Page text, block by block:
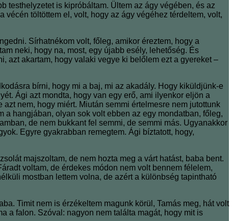
testhelyzetet is kipróbáltam. Ültem az ágy végében, és az
töltöttem el, volt, hogy az ágy végéhez térdeltem, volt,
Sírhatnékom volt, főleg, amikor éreztem, hogy a
neki, hogy na, most, egy újabb esély, lehetőség. És
azt akartam, hogy valaki vegye ki belőlem ezt a gyereket –
bírni, hogy mi a baj, mi az akadály. Hogy kiküldjünk-e
Ági azt mondta, hogy van egy erő, ami ilyenkor eljön a
nem, hogy miért. Miután semmi értelmesre nem jutottunk
a hangjában, olyan sok volt ebben az egy mondatban, főleg,
de nem bukkant fel semmi, de semmi más. Ugyanakkor
Egyre gyakrabban remegtem. Ági bíztatott, hogy,
majszoltam, de nem hozta meg a várt hatást, baba bent.
voltam, de érdekes módon nem volt bennem félelem,
mostban lettem volna, de azért a különbség tapintható
Timit nem is érzékeltem magunk körül, Tamás meg, hát volt
a falon. Szóval: nagyon nem találta magát, hogy mit is